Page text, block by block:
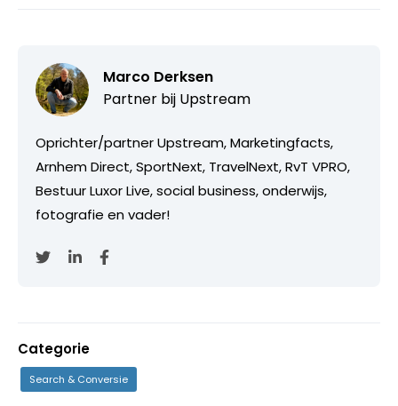
Marco Derksen
Partner bij Upstream
Oprichter/partner Upstream, Marketingfacts,
Arnhem Direct, SportNext, TravelNext, RvT VPRO,
Bestuur Luxor Live, social business, onderwijs,
fotografie en vader!
Categorie
Search & Conversie